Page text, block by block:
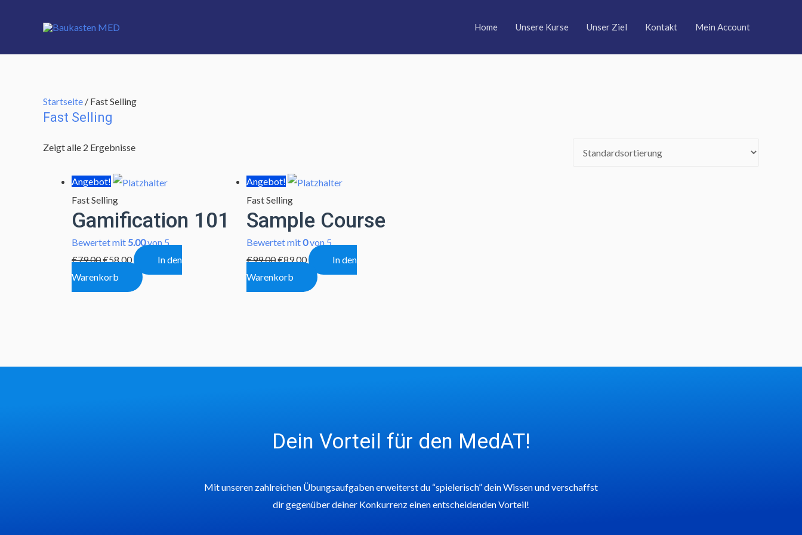
Home Unsere Kurse Unser Ziel Kontakt Mein Account
Startseite / Fast Selling
Fast Selling
Zeigt alle 2 Ergebnisse
Angebot!
Fast Selling
Gamification 101
Bewertet mit 5.00von 5
€79,00€58,00
In den
Warenkorb
Angebot!
Fast Selling
Sample Course
Bewertet mit0von 5
€99,00€89,00
In den
Warenkorb
Dein Vorteil für den MedAT!
Mit unseren zahlreichen Übungsaufgaben erweiterst du “spielerisch” dein Wissen und verschaffst
dir gegenüber deiner Konkurrenz einen entscheidenden Vorteil!